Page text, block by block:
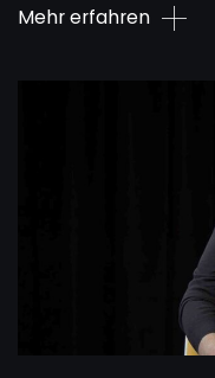
Mehr erfahren